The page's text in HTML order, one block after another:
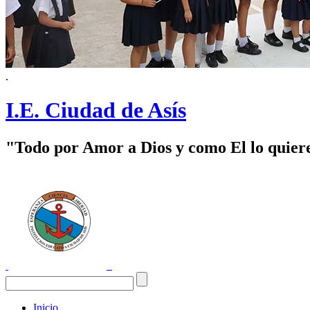
.
I.E. Ciudad de Asís
"Todo por Amor a Dios y como El lo
Inicio